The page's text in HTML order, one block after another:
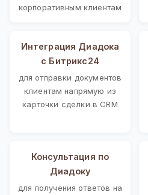
корпоративным клиентам
Интеграция Диадока
с Битрикс24
для отправки документов
клиентам напрямую из
карточки сделки в CRM
Консультация по
Диадоку
для получения ответов на